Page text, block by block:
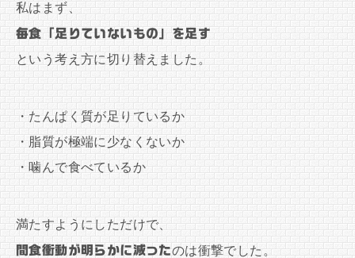
私はまず、
毎食「足りていないもの」を足す
という考え方に切り替えました。
・たんぱく質が足りているか
・脂質が極端に少なくないか
・噛んで食べているか
満たすようにしただけで、
間食衝動が明らかに減ったのは衝撃でした。